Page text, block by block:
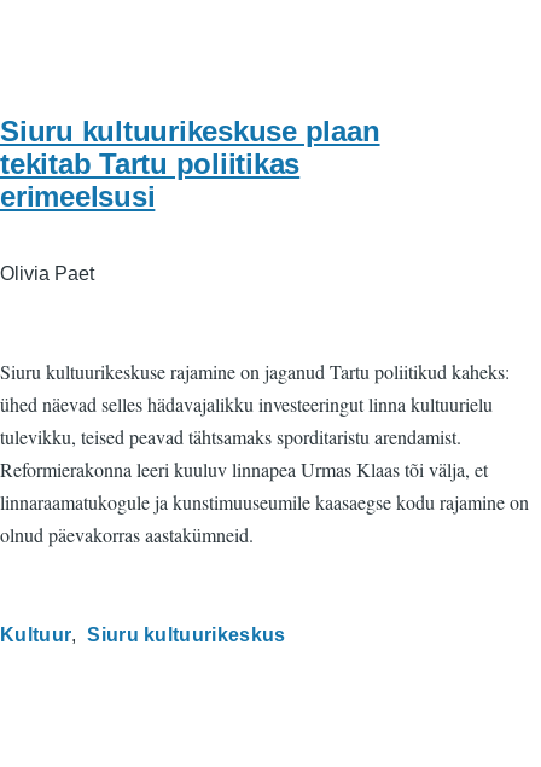
Siuru kultuurikeskuse plaan
tekitab Tartu poliitikas
erimeelsusi
Olivia Paet
Siuru kultuurikeskuse rajamine on jaganud Tartu poliitikud kaheks:
ühed näevad selles hädavajalikku investeeringut linna kultuurielu
tulevikku, teised peavad tähtsamaks sporditaristu arendamist.
Reformierakonna leeri kuuluv linnapea Urmas Klaas tõi välja, et
linnaraamatukogule ja kunstimuuseumile kaasaegse kodu rajamine on
olnud päevakorras aastakümneid.
Kultuur Siuru kultuurikeskus